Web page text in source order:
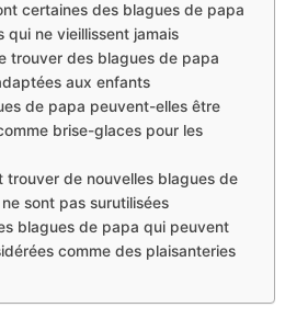
certaines des blagues de papa
qui ne vieillissent jamais
trouver des blagues de papa
aux enfants
de papa peuvent-elles être
brise-glaces pour les
trouver de nouvelles blagues de
sont pas surutilisées
blagues de papa qui peuvent
comme des plaisanteries